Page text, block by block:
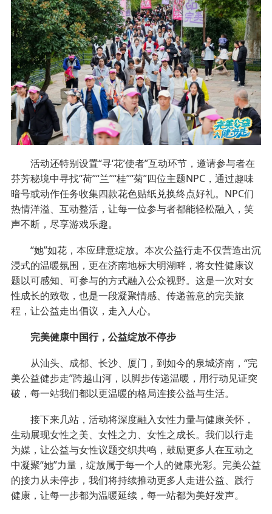
活动还特别设置“寻‘花’使者”互动环节，邀请参与者在
芬芳秘境中寻找“荷”“兰”“桂”“菊”四位主题NPC，通过趣味
暗号或动作任务收集四款花色贴纸兑换终点好礼。NPC们
热情洋溢、互动整活，让每一位参与者都能轻松融入，笑
声不断，尽享游戏乐趣。
“她”如花，本应肆意绽放。本次公益行走不仅营造出沉
浸式的温暖氛围，更在济南地标大明湖畔，将女性健康议
题以可感知、可参与的方式融入公众视野。这是一次对女
性成长的致敬，也是一段凝聚情感、传递善意的完美旅
程，让公益走出倡议，走入人心。
完美健康中国行，公益绽放不停步
从汕头、成都、长沙、厦门，到如今的泉城济南，“完
美公益健步走”跨越山河，以脚步传递温暖，用行动见证突
破，每一站我们都以更温暖的格局连接公益与生活。
接下来几站，活动将深度融入女性力量与健康关怀，
生动展现女性之美、女性之力、女性之成长。我们以行走
为媒，让公益与女性议题交织共鸣，鼓励更多人在互动之
中凝聚“她”力量，绽放属于每一个人的健康光彩。完美公益
的接力从未停步，我们将持续推动更多人走进公益、践行
健康，让每一步都为温暖延续，每一站都为美好发声。